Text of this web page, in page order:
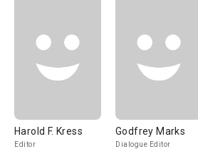
Harold F. Kress
Editor
Godfrey Marks
Dialogue Editor